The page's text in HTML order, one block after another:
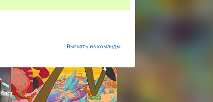
Выгнать из команды
блог